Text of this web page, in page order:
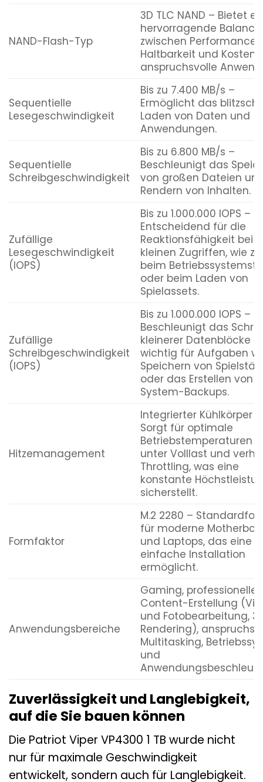
NAND-Flash-Typ
3D TLC NAND – Bietet
hervorragende Balance
zwischen Performance,
Haltbarkeit und Kosten
anspruchsvolle
Sequentielle
Lesegeschwindigkeit
Bis zu 7.400 MB/s –
Ermöglicht das
Laden von Daten und
Anwendungen.
Sequentielle
Schreibgeschwindigkeit
Bis zu 6.800 MB/s –
Beschleunigt das
von großen Dateien
Rendern von Inhalten.
Zufällige
Lesegeschwindigkeit
(IOPS)
Bis zu 1.000.000 IOPS –
Entscheidend für die
Reaktionsfähigkeit bei
kleinen Zugriffen, wie
beim
oder beim Laden von
Spielassets.
Zufällige
Schreibgeschwindigkeit
(IOPS)
Bis zu 1.000.000 IOPS –
Beschleunigt das
kleinerer Datenblöcke
wichtig für Aufgaben
Speichern von
oder das Erstellen von
System-Backups.
Hitzemanagement
Integrierter Kühlkörper –
Sorgt für optimale
Betriebstemperaturen
unter Volllast und
Throttling, was eine
konstante
sicherstellt.
Formfaktor
M.2 2280 –
für moderne
und Laptops, das eine
einfache Installation
ermöglicht.
Anwendungsbereiche
Gaming, professionelle
Content-Erstellung
und Fotobearbeitung,
Rendering),
Multitasking,
und
Zuverlässigkeit und Langlebigkeit,
auf die Sie bauen können
Die Patriot Viper VP4300 1 TB wurde nicht
nur für maximale Geschwindigkeit
entwickelt, sondern auch für Langlebigkeit.